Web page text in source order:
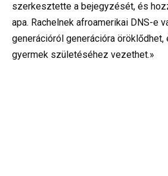
szerkesztette a bejegyzését, és
apa. Rachelnek afroamerikai DNS-e
generációról generációra
gyermek születéséhez vezethet.»